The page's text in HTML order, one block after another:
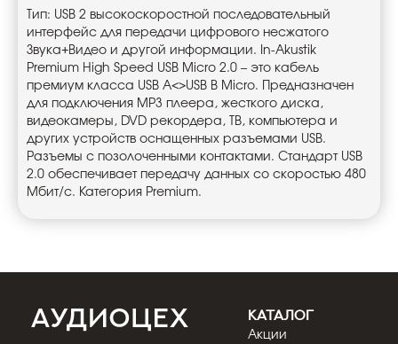
Тип: USB 2 высокоскоростной последовательный
интерфейс для передачи цифрового несжатого
Звука+Видео и другой информации. In-Akustik
Premium High Speed USB Micro 2.0 – это кабель
премиум класса USB A<>USB B Micro. Предназначен
для подключения MP3 плеера, жесткого диска,
видеокамеры, DVD рекордера, ТВ, компьютера и
других устройств оснащенных разъемами USB.
Разъемы с позолоченными контактами. Стандарт USB
2.0 обеспечивает передачу данных со скоростью 480
Мбит/с. Категория Premium.
КАТАЛОГ
Акции